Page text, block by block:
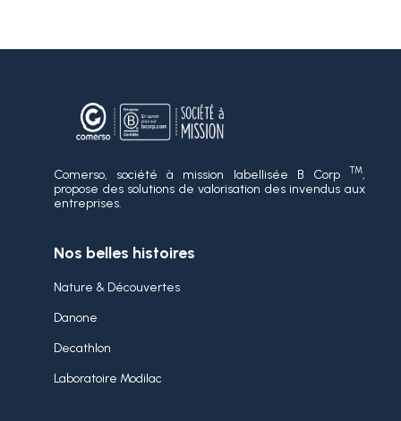
Comerso, société à mission labellisée B Corp TM,
propose des solutions de valorisation des invendus aux
entreprises.
Nos belles histoires
Nature & Découvertes
Danone
Decathlon
Laboratoire Modilac